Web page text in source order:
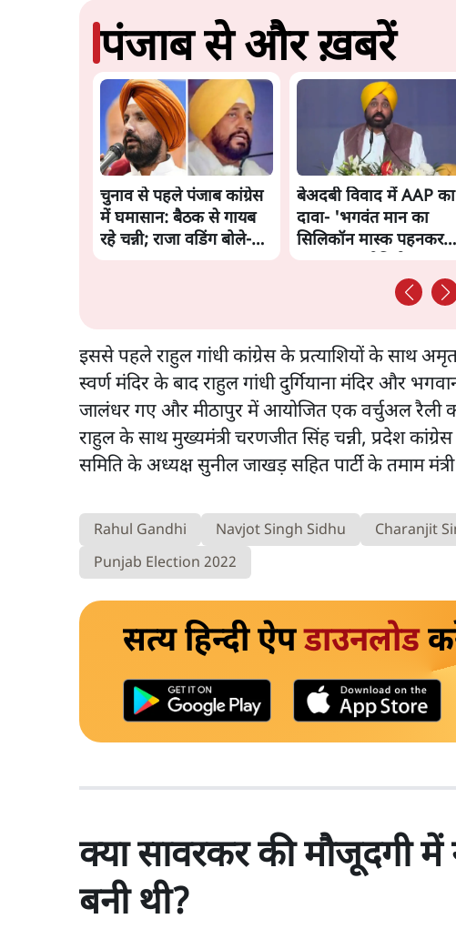
पंजाब से और ख़बरें
चुनाव से पहले पंजाब कांग्रेस
में घमासान: बैठक से गायब
रहे चन्नी; राजा वडिंग बोले-
बेअदबी विवाद में AAP का
दावा- 'भगवंत मान का
सिलिकॉन मास्क पहनकर
इससे पहले राहुल गांधी कांग्रेस के प्रत्याशियों के साथ
स्वर्ण मंदिर के बाद राहुल गांधी दुर्गियाना मंदिर और
जालंधर गए और मीठापुर में आयोजित एक वर्चुअल रैली
राहुल के साथ मुख्यमंत्री चरणजीत सिंह चन्नी, प्रदेश
समिति के अध्यक्ष सुनील जाखड़ सहित पार्टी के तमाम
Rahul Gandhi Navjot Singh Sidhu Charanjit
Punjab Election 2022
सत्य हिन्दी ऐपडाउनलोड
क्या सावरकर की मौजूदगी में
बनी थी?